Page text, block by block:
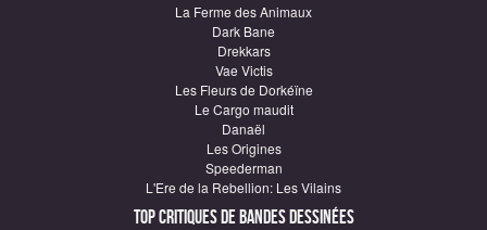
La Ferme des Animaux
Dark Bane
Drekkars
Vae Victis
Les Fleurs de Dorkéïne
Le Cargo maudit
Danaël
Les Origines
Speederman
L'Ere de la Rebellion: Les Vilains
Top critiques de Bandes Dessinées